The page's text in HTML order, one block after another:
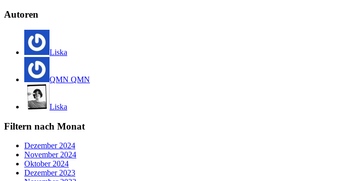
Autoren
Liska
QMN QMN
Liska
Filtern nach Monat
Dezember 2024
November 2024
Oktober 2024
Dezember 2023